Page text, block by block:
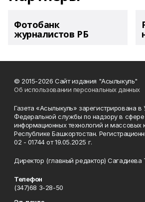
Фотобанк
журналистов РБ
© 2015-2026 Сайт издания "Асылыкуль"
Об использовании персональных данных
Газета «Асылыкуль» зарегистрирована в
Федеральной службы по надзору в сфере
информационных технологий и массовых
Республике Башкортостан.
02 - 01744 от 19.05.2025 г.
Директор (главный редактор) Сагадиева
Телефон
(347)68 3-28-50